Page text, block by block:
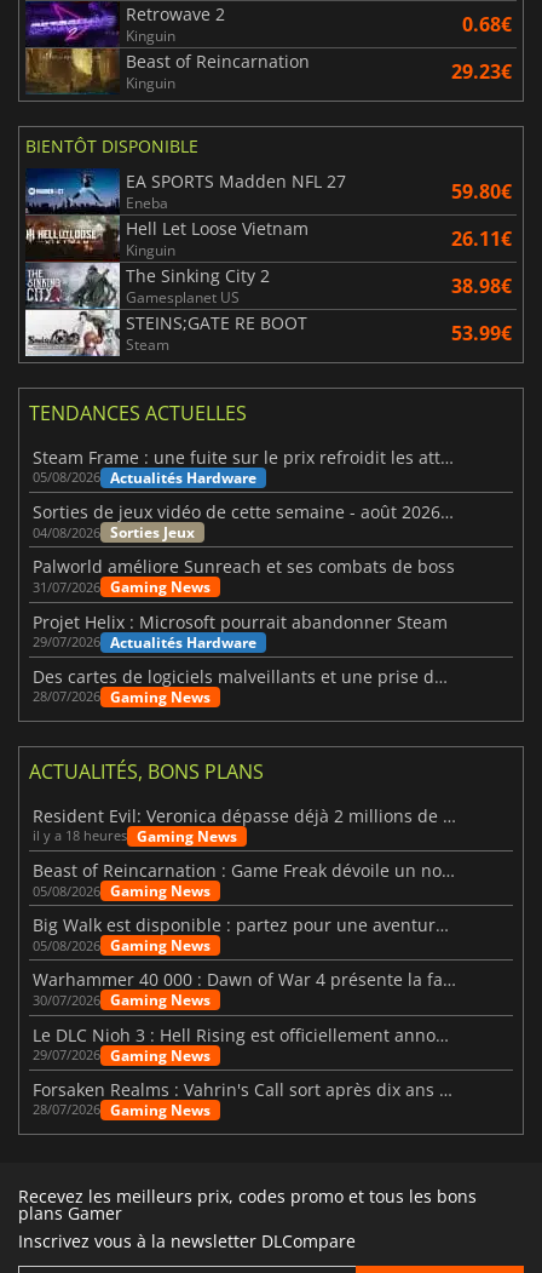
Retrowave 2
Kinguin 0.68€
Beast of Reincarnation
Kinguin 29.23€
BIENTÔT DISPONIBLE
EA SPORTS Madden NFL 27
Eneba 59.80€
Hell Let Loose Vietnam
Kinguin 26.11€
The Sinking City 2
Gamesplanet US 38.98€
STEINS;GATE RE BOOT
Steam 53.99€
TENDANCES ACTUELLES
Steam Frame : une fuite sur le prix refroidit les attentes VR
05/08/2026 Actualités Hardware
Sorties de jeux vidéo de cette semaine - août 2026 (semaine 32)
04/08/2026 Sorties Jeux
Palworld améliore Sunreach et ses combats de boss
31/07/2026 Gaming News
Projet Helix : Microsoft pourrait abandonner Steam
29/07/2026 Actualités Hardware
Des cartes de logiciels malveillants et une prise de contrôle de Discord ont touché Meccha Chameleon
28/07/2026 Gaming News
ACTUALITÉS, BONS PLANS
Resident Evil: Veronica dépasse déjà 2 millions de wishlists
il y a 18 heures Gaming News
Beast of Reincarnation : Game Freak dévoile un nouveau pari
05/08/2026 Gaming News
Big Walk est disponible : partez pour une aventure entre amis
05/08/2026 Gaming News
Warhammer 40 000 : Dawn of War 4 présente la faction des Nécrons
30/07/2026 Gaming News
Le DLC Nioh 3 : Hell Rising est officiellement annoncé
29/07/2026 Gaming News
Forsaken Realms : Vahrin's Call sort après dix ans de développement
28/07/2026 Gaming News
Recevez les meilleurs prix, codes promo et tous les bons
plans Gamer
Inscrivez vous à la newsletter DLCompare